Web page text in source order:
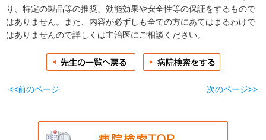
り、特定の製品等の推奨、効能効果や安全性等の保証をするもので
はありません。また、内容が必ずしも全ての方にあてはまるわけで
はありませんので詳しくは主治医にご相談ください。
<<前のページ 次のページ>>